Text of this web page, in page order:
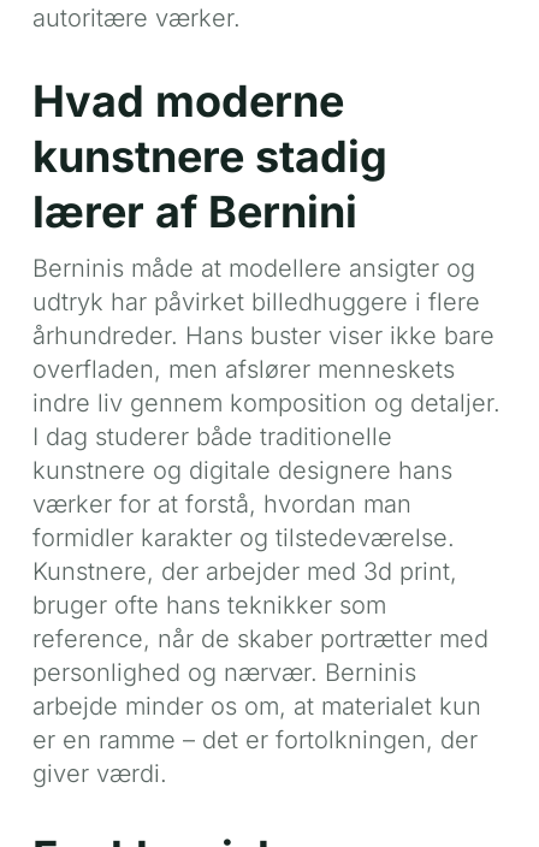
autoritære værker.
Hvad moderne
kunstnere stadig
lærer af Bernini
Berninis måde at modellere ansigter og
udtryk har påvirket billedhuggere i flere
århundreder. Hans buster viser ikke bare
overfladen, men afslører menneskets
indre liv gennem komposition og detaljer.
I dag studerer både traditionelle
kunstnere og digitale designere hans
værker for at forstå, hvordan man
formidler karakter og tilstedeværelse.
Kunstnere, der arbejder med 3d print,
bruger ofte hans teknikker som
reference, når de skaber portrætter med
personlighed og nærvær. Berninis
arbejde minder os om, at materialet kun
er en ramme – det er fortolkningen, der
giver værdi.